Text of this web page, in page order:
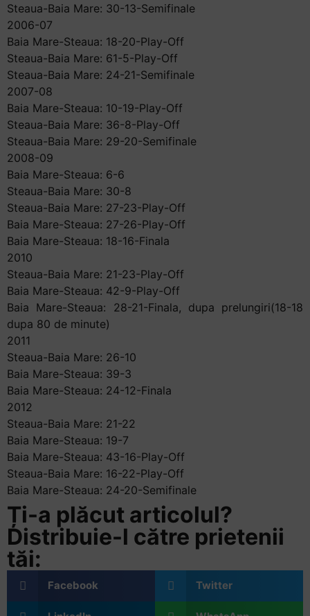
Steaua-Baia Mare: 30-13-Semifinale
2006-07
Baia Mare-Steaua: 18-20-Play-Off
Steaua-Baia Mare: 61-5-Play-Off
Steaua-Baia Mare: 24-21-Semifinale
2007-08
Baia Mare-Steaua: 10-19-Play-Off
Steaua-Baia Mare: 36-8-Play-Off
Steaua-Baia Mare: 29-20-Semifinale
2008-09
Baia Mare-Steaua: 6-6
Steaua-Baia Mare: 30-8
Steaua-Baia Mare: 27-23-Play-Off
Baia Mare-Steaua: 27-26-Play-Off
Baia Mare-Steaua: 18-16-Finala
2010
Steaua-Baia Mare: 21-23-Play-Off
Baia Mare-Steaua: 42-9-Play-Off
Baia Mare-Steaua: 28-21-Finala, dupa prelungiri(18-18
dupa 80 de minute)
2011
Steaua-Baia Mare: 26-10
Baia Mare-Steaua: 39-3
Baia Mare-Steaua: 24-12-Finala
2012
Steaua-Baia Mare: 21-22
Baia Mare-Steaua: 19-7
Baia Mare-Steaua: 43-16-Play-Off
Steaua-Baia Mare: 16-22-Play-Off
Baia Mare-Steaua: 24-20-Semifinale
Ți-a plăcut articolul?
Distribuie-l către prietenii
tăi:
Facebook Twitter